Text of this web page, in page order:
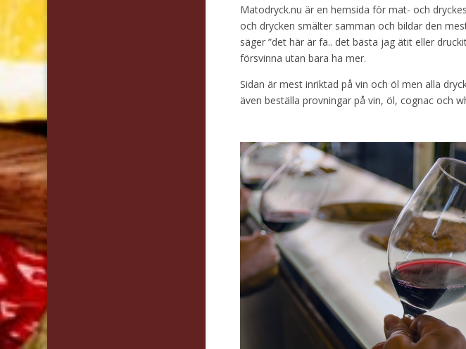
Matodryck.nu är en hemsida för mat- och
och drycken smälter samman och bildar den
säger ”det här är fa.. det bästa jag ätit eller
försvinna utan bara ha mer.
Sidan är mest inriktad på vin och öl men alla
även beställa provningar på vin, öl, cognac och